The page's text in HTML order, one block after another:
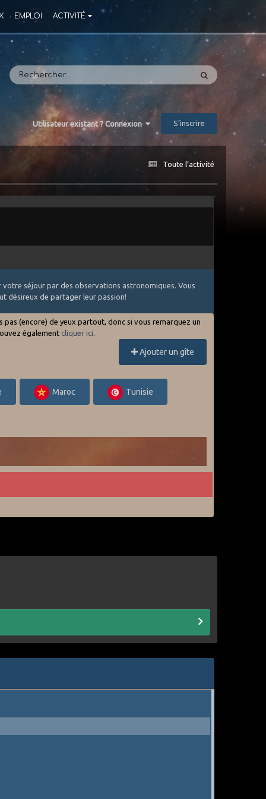
EMPLOI ACTIVITÉ
Utilisateur existant ? Connexion S’inscrire
Toute l’activité
séjour par des observations astronomiques. Vous
désireux de partager leur passion!
(encore) de yeux partout, donc si vous remarquez un
également cliquer ici
Ajouter un gîte
Maroc Tunisie